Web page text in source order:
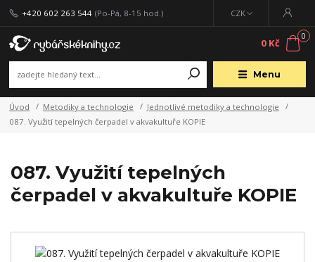
Menu
CZK
+420 602 263 544 (Po-Pá, 8-15 hod.)
0
0 Kč
Úvod Metodiky a technologie
Jednotlivé metodiky a technologie
087. Využití tepelných čerpadel v akvakultuře KOPIE
087. Využití tepelných
čerpadel v akvakultuře KOPIE